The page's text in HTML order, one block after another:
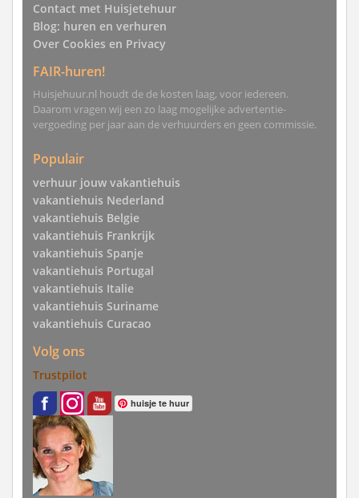
Contact met Huisjetehuur
Blog: huren en verhuren
Over Cookies en Privacy
FAIR-huren!
Huisjehuur.nl houdt de de kosten laag, voor iedereen.
Daarom vragen wij een zo laag mogelijke advertentie-
vergoeding per jaar aan de verhuurders en geen commissie.
Populair
verhuur jouw vakantiehuis
vakantiehuis Nederland
vakantiehuis Belgie
vakantiehuis Frankrijk
vakantiehuis Spanje
vakantiehuis Portugal
vakantiehuis Italie
vakantiehuis Suriname
vakantiehuis Curacao
Volg ons
Trustpilot
huisje te huur